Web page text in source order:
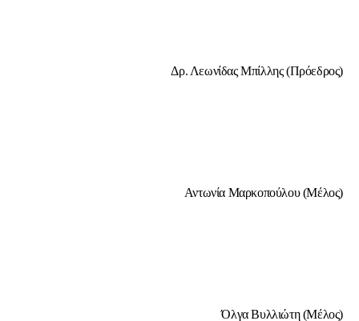
Δρ. Λεωνίδας Μπίλλης (Πρόεδρος)
Αντωνία Μαρκοπούλου (Μέλος)
Όλγα Βυλλιώτη (Μέλος)